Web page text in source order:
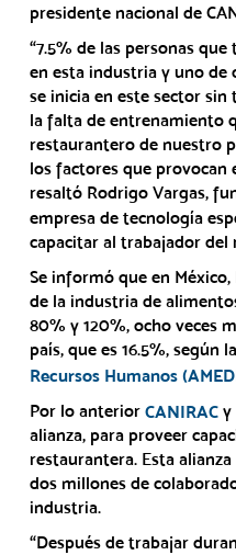
presidente nacional de
“7.5% de las personas
en esta industria y uno de
se inicia en este sector
la falta de entrenamiento
restaurantero de nuestro
los factores que provocan
resaltó Rodrigo Vargas,
empresa de tecnología
capacitar al trabajador del
Se informó que en
de la industria de
80% y 120%, ocho veces
país, que es 16.5%, según la
Recursos Humanos
Por lo anteriorCANIRACy
alianza, para proveer
restaurantera. Esta
dos millones de
industria.
“Después de trabajar